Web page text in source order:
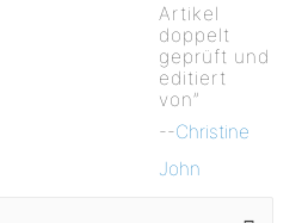
Artikel
doppelt
geprüft und
editiert
von”
--Christine
John